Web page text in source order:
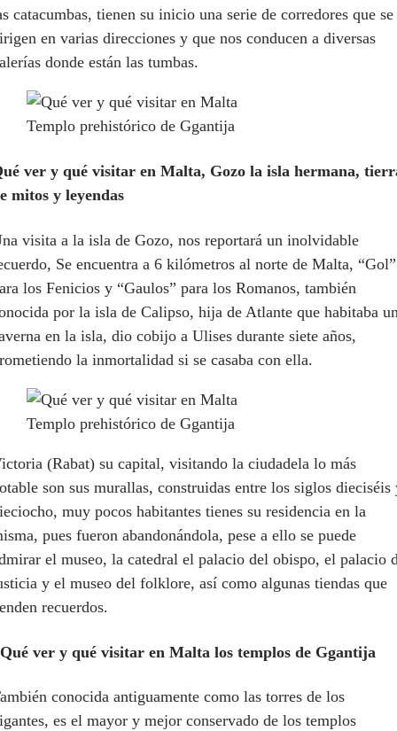
catacumbas, tienen su inicio una serie de corredores que se
en varias direcciones y que nos conducen a diversas
donde están las tumbas.
Templo prehistórico de Ggantija
ver y qué visitar en Malta, Gozo la isla hermana,
mitos y leyendas
visita a la isla de Gozo, nos reportará un inolvidable
Se encuentra a 6 kilómetros al norte de Malta, “Gol”
los Fenicios y “Gaulos” para los Romanos, también
por la isla de Calipso, hija de Atlante que habitaba
en la isla, dio cobijo a Ulises durante siete años,
la inmortalidad si se casaba con ella.
Templo prehistórico de Ggantija
(Rabat) su capital, visitando la ciudadela lo más
son sus murallas, construidas entre los siglos dieciséis
muy pocos habitantes tienes su residencia en la
pues fueron abandonándola, pese a ello se puede
el museo, la catedral el palacio del obispo, el palacio
y el museo del folklore, así como algunas tiendas que
recuerdos.
ver y qué visitar en Malta los templos de Ggantija
conocida antiguamente como las torres de los
es el mayor y mejor conservado de los templos